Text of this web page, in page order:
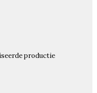
productie